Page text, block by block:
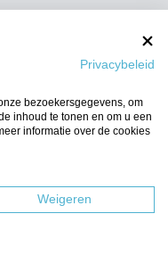
Privacybeleid
bezoekersgegevens, om
inhoud te tonen en om u een
informatie over de cookies
Weigeren